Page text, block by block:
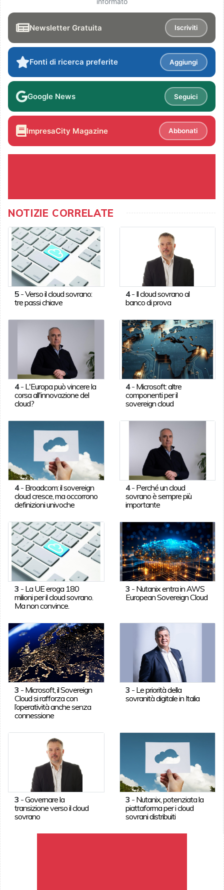
Newsletter Gratuita Iscriviti
Fonti di ricerca preferite Aggiungi
Google News Seguici
ImpresaCity Magazine Abbonati
NOTIZIE CORRELATE
5-Verso il cloud sovrano:
tre passi chiave
4- Il cloud sovrano al
banco di prova
4- L'Europa può vincere la
corsa all'innovazione del
cloud?
4- Microsoft: altre
componenti per il
sovereign cloud
4- Broadcom: il sovereign
cloud cresce, ma occorrono
definizioni univoche
4- Perché un cloud
sovrano è sempre più
importante
3 - La UE eroga 180
milioni per il cloud sovrano.
Ma non convince.
3 - Nutanix entra in AWS
European Sovereign Cloud
3 - Microsoft, il Sovereign
Cloud si rafforza con
l’operatività anche senza
connessione
3 - Le priorità della
sovranità digitale in Italia
3 -Governare la
transizione verso il cloud
sovrano
3 - Nutanix, potenziata la
piattaforma per i cloud
sovrani distribuiti